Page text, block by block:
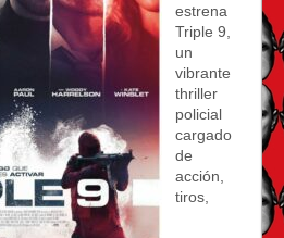
estrena
Triple 9,
un
vibrante
thriller
policial
cargado
de
acción,
tiros,